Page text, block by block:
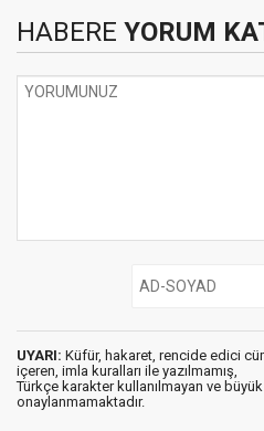
HABERE YORUM
UYARI: Küfür, hakaret, rencide edici
içeren, imla kuralları ile yazılmamış,
Türkçe karakter kullanılmayan ve
onaylanmamaktadır.